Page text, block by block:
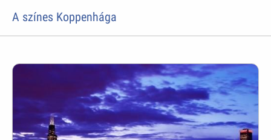
A színes Koppenhága